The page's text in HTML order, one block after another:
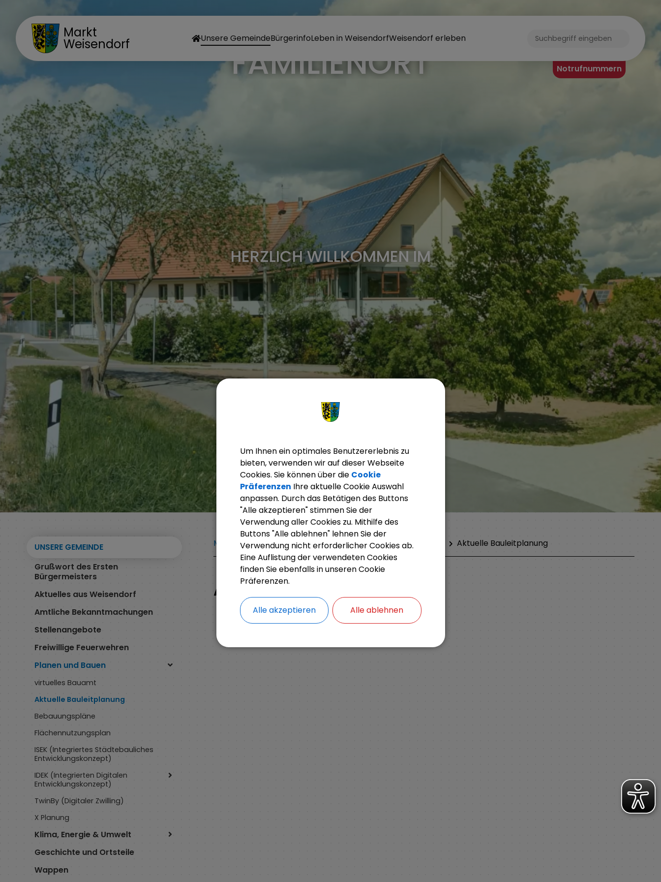
Markt
Weisendorf Unsere GemeindeBürgerinfoLeben in WeisendorfWeisendorf erleben
HERZLICH WILLKOMMEN IM
MARKT WEISENDORF Notrufnummern
UNSERE GEMEINDE
Grußwort des Ersten
Bürgermeisters
Aktuelles aus Weisendorf
Amtliche Bekanntmachungen
Stellenangebote
Freiwillige Feuerwehren
Planen und Bauen
virtuelles Bauamt
Aktuelle Bauleitplanung
Bebauungspläne
Flächennutzungsplan
ISEK (Integriertes Städtebauliches
Entwicklungskonzept)
IDEK (Integrierten Digitalen
Entwicklungskonzept)
TwinBy (Digitaler Zwilling)
X Planung
Klima, Energie & Umwelt
Geschichte und Ortsteile
Wappen
Markt Weisendorf Unsere Gemeinde Planen und Bauen Aktuelle Bauleitplanung
Aktuelle Bauleitplanung
Um Ihnen ein optimales Benutzererlebnis zu
bieten, verwenden wir auf dieser Webseite
Cookies. Sie können über die Cookie
Präferenzen Ihre aktuelle Cookie Auswahl
anpassen. Durch das Betätigen des Buttons
"Alle akzeptieren" stimmen Sie der
Verwendung aller Cookies zu. Mithilfe des
Buttons "Alle ablehnen" lehnen Sie der
Verwendung nicht erforderlicher Cookies ab.
Eine Auflistung der verwendeten Cookies
finden Sie ebenfalls in unseren Cookie
Präferenzen.
Alle akzeptieren Alle ablehnen